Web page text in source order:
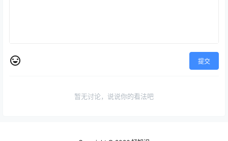
提交
暂无讨论，说说你的看法吧